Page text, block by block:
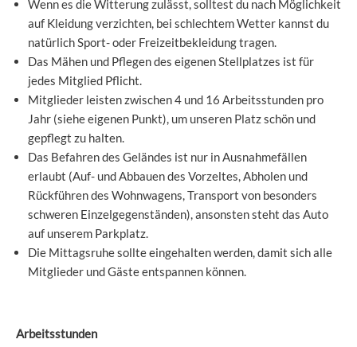
Wenn es die Witterung zulässt, solltest du nach Möglichkeit
auf Kleidung verzichten, bei schlechtem Wetter kannst du
natürlich Sport- oder Freizeitbekleidung tragen.
Das Mähen und Pflegen des eigenen Stellplatzes ist für
jedes Mitglied Pflicht.
Mitglieder leisten zwischen 4 und 16 Arbeitsstunden pro
Jahr (siehe eigenen Punkt), um unseren Platz schön und
gepflegt zu halten.
Das Befahren des Geländes ist nur in Ausnahmefällen
erlaubt (Auf- und Abbauen des Vorzeltes, Abholen und
Rückführen des Wohnwagens, Transport von besonders
schweren Einzelgegenständen), ansonsten steht das Auto
auf unserem Parkplatz.
Die Mittagsruhe sollte eingehalten werden, damit sich alle
Mitglieder und Gäste entspannen können.
Arbeitsstunden